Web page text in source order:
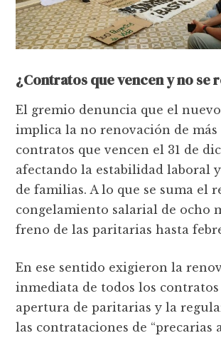
¿Contratos que vencen y no se
El gremio denuncia que el
implica la no renovación de más
contratos que vencen el 31 de
afectando la estabilidad laboral
de familias. A lo que se suma el
congelamiento salarial de ocho
freno de las paritarias hasta
En ese sentido exigieron la
inmediata de todos los contratos
apertura de paritarias y la
las contrataciones de “precarias